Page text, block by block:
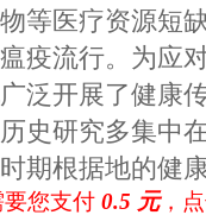
等医疗资源短
疫流行。为应
泛开展了健康
史研究多集中
期根据地的健
您支付 0.5 元，